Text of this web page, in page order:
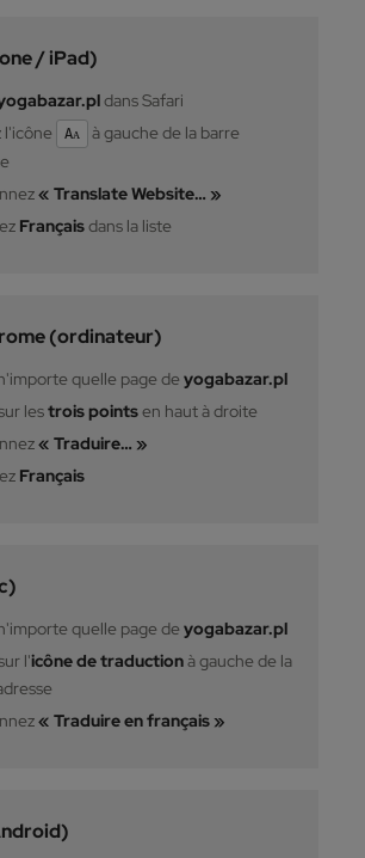
/ iPad)
dans Safari
l'icône
Aᴀ
à gauche de la barre
« Translate Website… »
Françaisdans la liste
(ordinateur)
quelle page de yogabazar.pl
lestrois pointsen haut à droite
« Traduire… »
Français
quelle page de yogabazar.pl
l'icône de traductionà gauche de la
« Traduire en français »